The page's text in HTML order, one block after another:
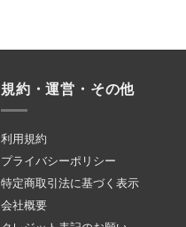
規約・運営・その他
利用規約
プライバシーポリシー
特定商取引法に基づく表示
会社概要